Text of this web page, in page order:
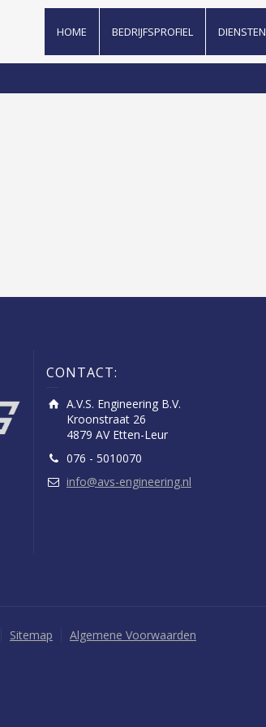
HOME BEDRIJFSPROFIEL DIENSTEN
CONTACT:
A.V.S. Engineering B.V.
Kroonstraat 26
4879 AV Etten-Leur
076 - 5010070
info@avs-engineering.nl
Sitemap Algemene Voorwaarden